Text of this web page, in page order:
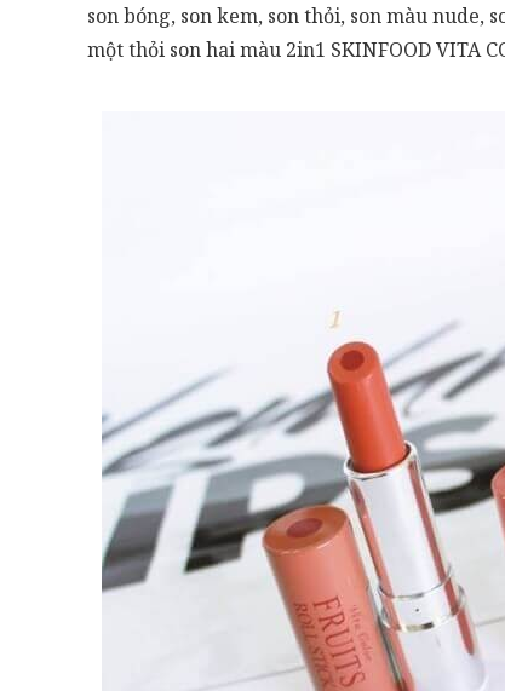
son bóng, son kem, son thỏi, son màu
một thỏi son hai màu 2in1 SKINFOOD VITA